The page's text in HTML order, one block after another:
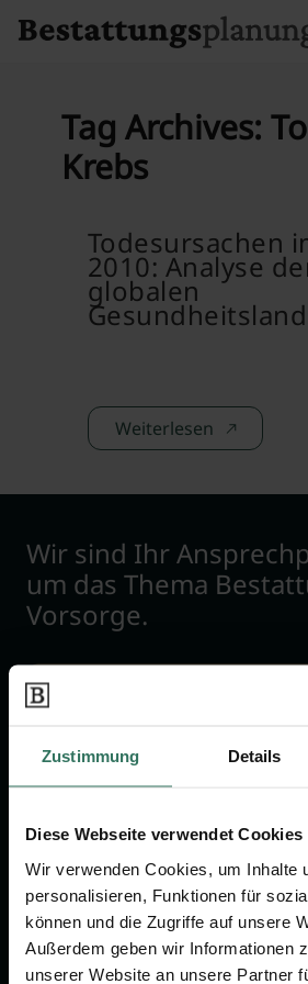
Zustimmung Details
Diese Webseite verwendet Cookies
Wir verwenden Cookies, um Inhalte
personalisieren, Funktionen für
können und die Zugriffe auf unsere
Außerdem geben wir Informationen
unserer Website an unsere Partner
Tag Archives:
Krebs
Todesursachen
2010: Analyse
globalen
Weiterlesen
Wir sind Ihr
um das Thema
Vorsorge.
FÜR SIE
Ratgeber
Verzeichnis
Wissenswertes
Über uns
FÜR